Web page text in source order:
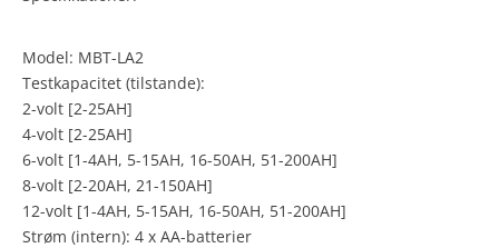
Model: MBT-LA2
Testkapacitet (tilstande):
2-volt [2-25AH]
4-volt [2-25AH]
6-volt [1-4AH, 5-15AH, 16-50AH, 51-200AH]
8-volt [2-20AH, 21-150AH]
12-volt [1-4AH, 5-15AH, 16-50AH, 51-200AH]
Strøm (intern): 4 x AA-batterier